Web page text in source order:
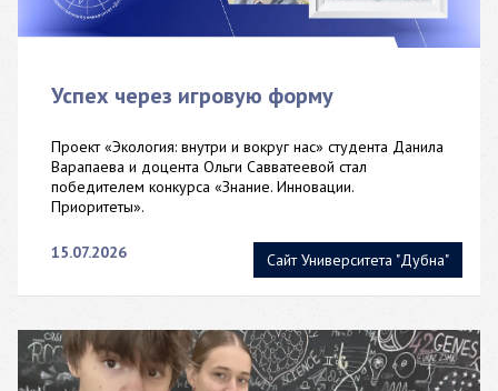
Сайт Университета "Дубна"
Успех через игровую форму
Проект «Экология: внутри и вокруг нас» студента Данила
Варапаева и доцента Ольги Савватеевой стал
победителем конкурса «Знание. Инновации.
Приоритеты».
15.07.2026